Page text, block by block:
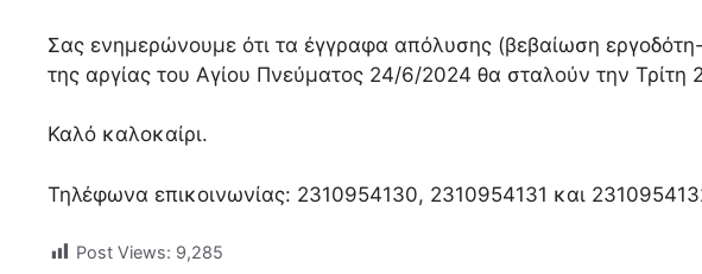
Σας ενημερώνουμε ότι τα έγγραφα απόλυσης (βεβαίωση
της αργίας του Αγίου Πνεύματος 24/6/2024 θα σταλούν την
Καλό καλοκαίρι.
Τηλέφωνα επικοινωνίας: 2310954130, 2310954131 και
Post Views: 9,285